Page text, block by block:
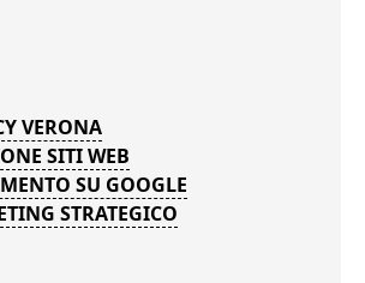
VERONA
SITI WEB
SU GOOGLE
STRATEGICO